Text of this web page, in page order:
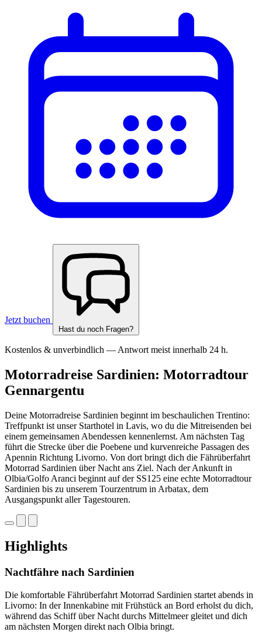
Jetzt buchen
Hast du noch Fragen?
Kostenlos & unverbindlich — Antwort meist innerhalb 24 h.
Motorradreise Sardinien: Motorradtour
Gennargentu
Deine Motorradreise Sardinien beginnt im beschaulichen Trentino:
Treffpunkt ist unser Starthotel in Lavis, wo du die Mitreisenden bei
einem gemeinsamen Abendessen kennenlernst. Am nächsten Tag
führt die Strecke über die Poebene und kurvenreiche Passagen des
Apennin Richtung Livorno. Von dort bringt dich die Fährüberfahrt
Motorrad Sardinien über Nacht ans Ziel. Nach der Ankunft in
Olbia/Golfo Aranci beginnt auf der SS125 eine echte Motorradtour
Sardinien bis zu unserem Tourzentrum in Arbatax, dem
Ausgangspunkt aller Tagestouren.
Highlights
Nachtfähre nach Sardinien
Die komfortable Fährüberfahrt Motorrad Sardinien startet abends in
Livorno: In der Innenkabine mit Frühstück an Bord erholst du dich,
während das Schiff über Nacht durchs Mittelmeer gleitet und dich
am nächsten Morgen direkt nach Olbia bringt.